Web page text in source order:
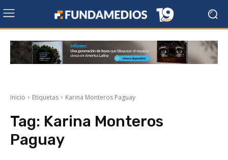
Inicio Etiquetas Karina Monteros Paguay
Tag: Karina Monteros
Paguay